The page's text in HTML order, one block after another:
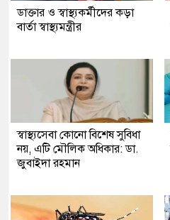
ডাক্তার ও স্বাস্থ্যকর্মীদের কড়া
বার্তা স্বাস্থ্যমন্ত্রীর
স্বাস্থ্যসেবা কোনো বিশেষ সুবিধা
নয়, এটি মৌলিক অধিকার: ডা.
জুবাইদা রহমান